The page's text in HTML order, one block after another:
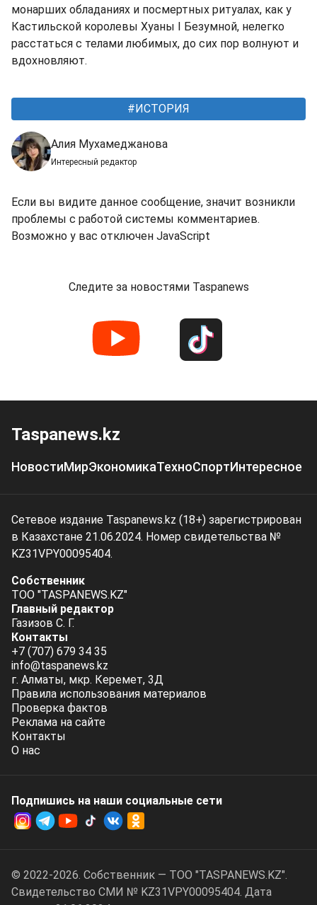
монарших обладаниях и посмертных ритуалах, как у
Кастильской королевы Хуаны I Безумной, нелегко
расстаться с телами любимых, до сих пор волнуют и
вдохновляют.
ИСТОРИЯ
Алия Мухамеджанова
Интересный редактор
Если вы видите данное сообщение, значит возникли
проблемы с работой системы комментариев.
Возможно у вас отключен JavaScript
Следите за новостями Taspanews
Taspanews.kz
НовостиМирЭкономикаТехноСпортИнтересное
Сетевое издание Taspanews.kz (18+) зарегистрирован
в Казахстане 21.06.2024. Номер свидетельства №
KZ31VPY00095404.
Собственник
ТОО "TASPANEWS.KZ"
Главный редактор
Газизов С. Г.
Контакты
+7 (707) 679 34 35
info@taspanews.kz
г. Алматы, мкр. Керемет, 3Д
Правила использования материалов
Проверка фактов
Реклама на сайте
Контакты
О нас
Подпишись на наши социальные cети
© 2022-2026. Собственник — ТОО "TASPANEWS.KZ".
Cвидетельство СМИ № KZ31VPY00095404. Дата